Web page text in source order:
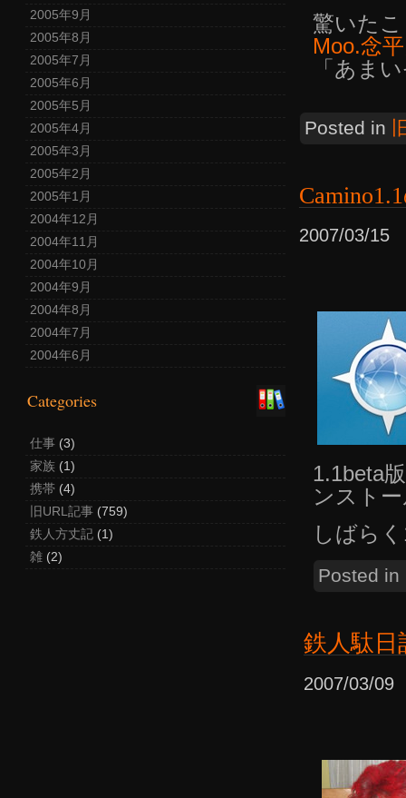
2005年9月
2005年8月
2005年7月
2005年6月
2005年5月
2005年4月
2005年3月
2005年2月
2005年1月
2004年12月
2004年11月
2004年10月
2004年9月
2004年8月
2004年7月
2004年6月
Categories
仕事 (3)
家族 (1)
携帯 (4)
旧URL記事 (759)
鉄人方丈記 (1)
雑 (2)
驚いた
Moo.念
「あま
Posted in
2007/03/15
1.1beta
ンスト
しばら
Posted in
鉄人駄日
2007/03/